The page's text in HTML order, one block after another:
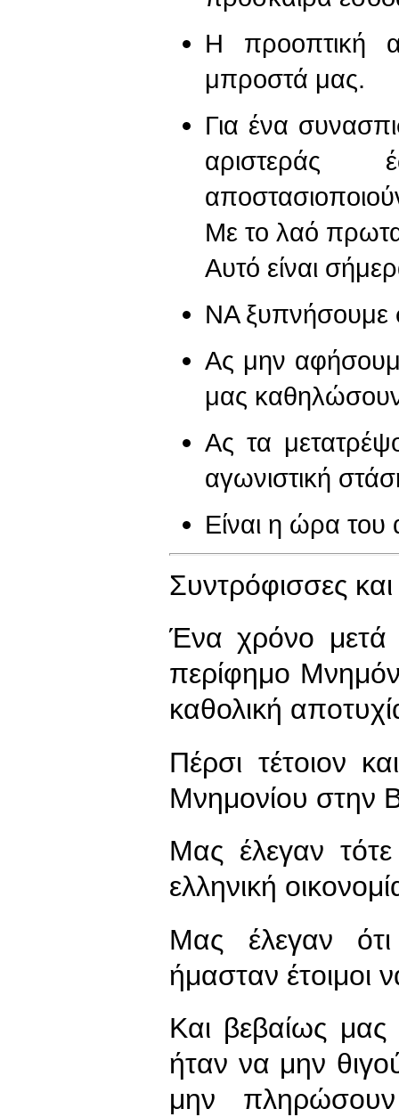
Η προοπτική
μπροστά μας.
Για ένα
Με το λαό
Αυτό είναι
ΝΑ ξυπνήσουμε
Ας μην
μας
Ας τα
αγωνιστική
Είναι η ώρα
Συντρόφισσες
Ένα χρόνο
περίφημο
καθολική
Πέρσι τέτοιον
Μνημονίου στην
Μας έλεγαν
ελληνική
Μας έλεγαν
ήμασταν έτοιμοι
Και βεβαίως
ήταν να μην
μην